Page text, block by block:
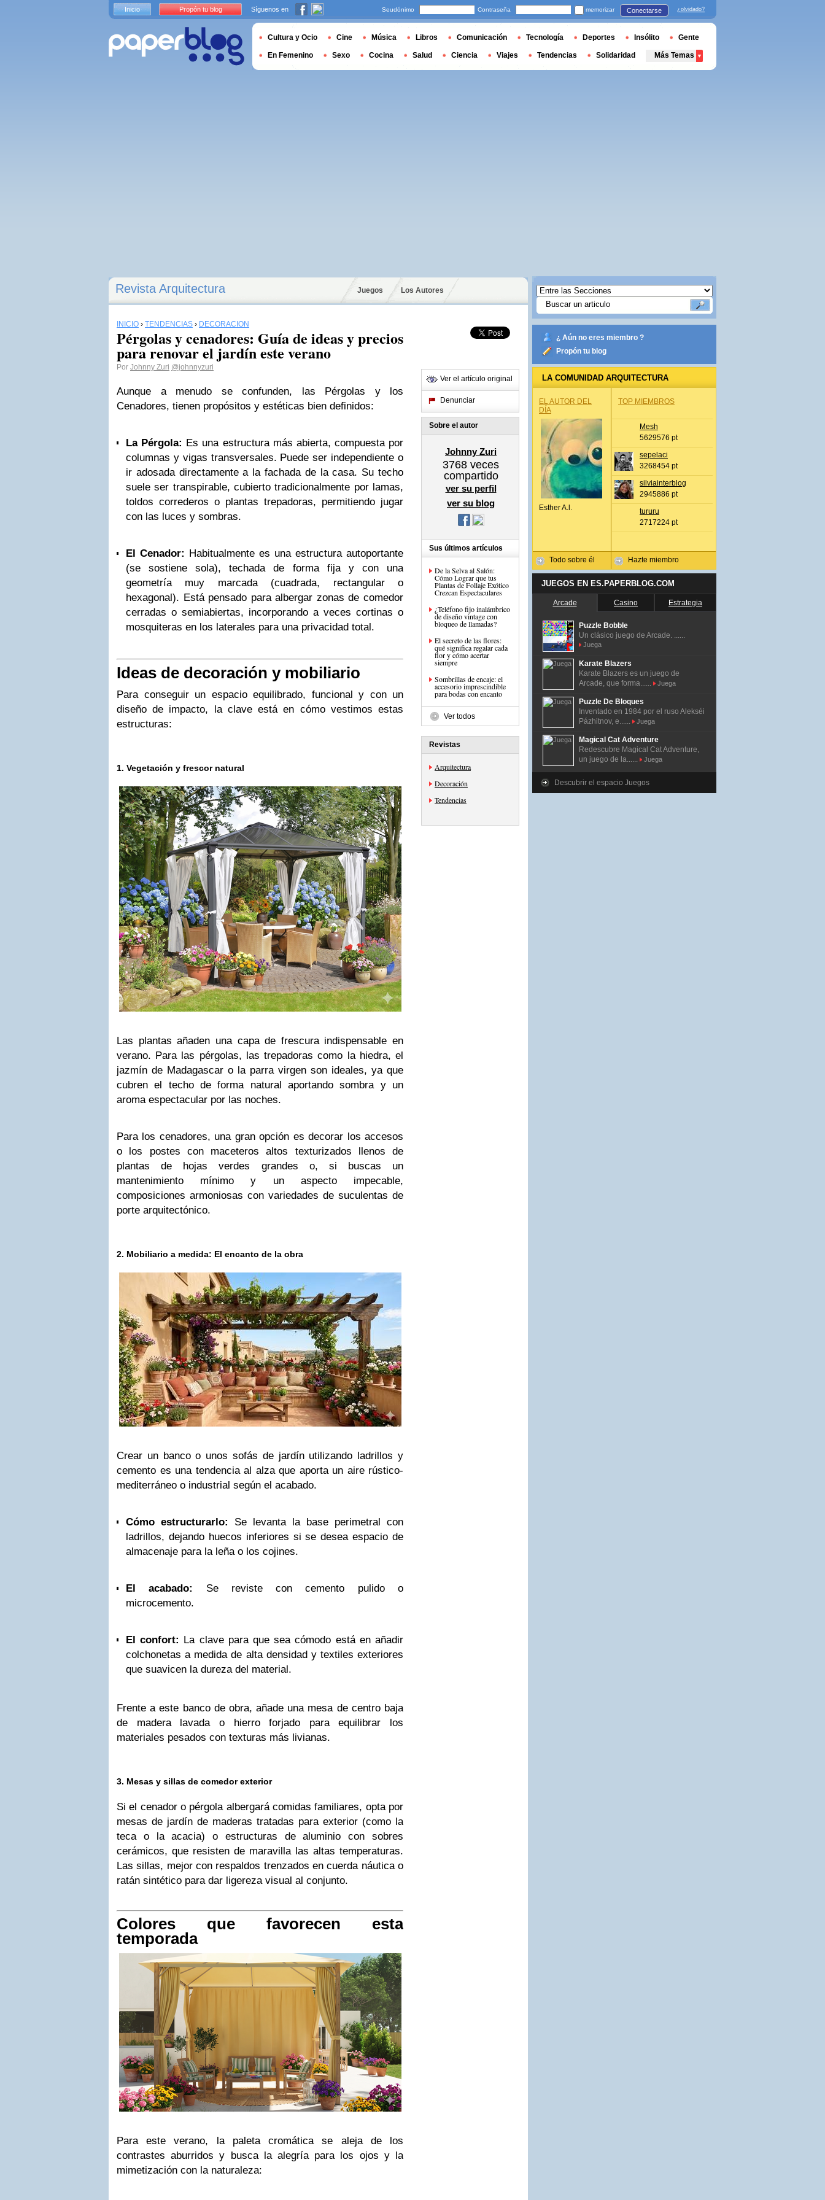
Revista Arquitectura Juegos Los Autores
INICIO › TENDENCIAS › DECORACIÓN
Pérgolas y cenadores: Guía de ideas y precios
para renovar el jardín este verano
Por Johnny Zuri @johnnyzuri
Aunque a menudo se confunden, las Pérgolas y los
Cenadores, tienen propósitos y estéticas bien definidos:
La Pérgola: Es una estructura más abierta, compuesta por
columnas y vigas transversales. Puede ser independiente o
ir adosada directamente a la fachada de la casa. Su techo
suele ser transpirable, cubierto tradicionalmente por lamas,
toldos correderos o plantas trepadoras, permitiendo jugar
con las luces y sombras.
El Cenador: Habitualmente es una estructura autoportante
(se sostiene sola), techada de forma fija y con una
geometría muy marcada (cuadrada, rectangular o
hexagonal). Está pensado para albergar zonas de comedor
cerradas o semiabiertas, incorporando a veces cortinas o
mosquiteras en los laterales para una privacidad total.
Ideas de decoración y mobiliario
Para conseguir un espacio equilibrado, funcional y con un
diseño de impacto, la clave está en cómo vestimos estas
estructuras:
1. Vegetación y frescor natural
Las plantas añaden una capa de frescura indispensable en
verano. Para las pérgolas, las trepadoras como la hiedra, el
jazmín de Madagascar o la parra virgen son ideales, ya que
cubren el techo de forma natural aportando sombra y un
aroma espectacular por las noches.
Para los cenadores, una gran opción es decorar los accesos
o los postes con maceteros altos texturizados llenos de
plantas de hojas verdes grandes o, si buscas un
mantenimiento mínimo y un aspecto impecable,
composiciones armoniosas con variedades de suculentas de
porte arquitectónico.
2. Mobiliario a medida: El encanto de la obra
Crear un banco o unos sofás de jardín utilizando ladrillos y
cemento es una tendencia al alza que aporta un aire rústico-
mediterráneo o industrial según el acabado.
Cómo estructurarlo:
Se levanta la base perimetral con
ladrillos, dejando huecos inferiores si se desea espacio de
almacenaje para la leña o los cojines.
El acabado:
Se reviste con cemento pulido o
microcemento.
El confort: La clave para que sea cómodo está en añadir
colchonetas a medida de alta densidad y textiles exteriores
que suavicen la dureza del material.
Frente a este banco de obra, añade una mesa de centro baja
de madera lavada o hierro forjado para equilibrar los
materiales pesados con texturas más livianas.
3. Mesas y sillas de comedor exterior
Si el cenador o pérgola albergará comidas familiares, opta por
mesas de jardín de maderas tratadas para exterior (como la
teca o la acacia) o estructuras de aluminio con sobres
cerámicos, que resisten de maravilla las altas temperaturas.
Las sillas, mejor con respaldos trenzados en cuerda náutica o
ratán sintético para dar ligereza visual al conjunto.
Colores que favorecen esta
temporada
Para este verano, la paleta cromática se aleja de los
contrastes aburridos y busca la alegría para los ojos y la
mimetización con la naturaleza:
Ver el artículo original
Denunciar
Sobre el autor
Johnny Zuri
3768 veces
compartido
ver su perfil
ver su blog
Sus últimos artículos
De la Selva al Salón:
Cómo Lograr que tus
Plantas de Follaje Exótico
Crezcan Espectaculares
¿Teléfono fijo inalámbrico
de diseño vintage con
bloqueo de llamadas?
El secreto de las flores:
qué significa regalar cada
flor y cómo acertar
siempre
Sombrillas de encaje: el
accesorio imprescindible
para bodas con encanto
Ver todos
Revistas
Arquitectura
Decoración
Tendencias
¿ Aún no eres miembro ?
Propón tu blog
LA COMUNIDAD ARQUITECTURA
EL AUTOR DEL
DÍA
Esther A.l.
Todo sobre él
TOP MIEMBROS
Mesh
5629576 pt
sepelaci
3268454 pt
silviainterblog
2945886 pt
tururu
2717224 pt
Hazte miembro
JUEGOS EN ES.PAPERBLOG.COM
Arcade Casino Estrategia
Puzzle Bobble
Un clásico juego de Arcade. ......
Juega
Karate Blazers
Karate Blazers es un juego de
Arcade, que forma......
Juega
Puzzle De Bloques
Inventado en 1984 por el ruso Alekséi
Pázhitnov, e......
Juega
Magical Cat Adventure
Redescubre Magical Cat Adventure,
un juego de la......
Juega
Descubrir el espacio Juegos
Inicio Propón tu blog Síguenos en Seudónimo Contraseña memorizar Conectarse ¿olvidado?
Cultura y Ocio Cine Música Libros Comunicación Tecnología Deportes Insólito Gente
En Femenino Sexo Cocina Salud Ciencia Viajes Tendencias Solidaridad Más Temas